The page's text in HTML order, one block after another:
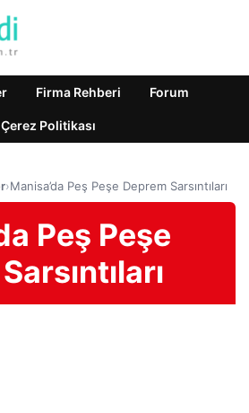
Firma Rehberi Forum
Çerez Politikası
›Manisa’da Peş Peşe Deprem Sarsıntıları
Peş Peşe